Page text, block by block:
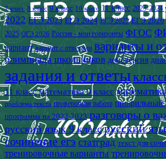
7 класс 8 класс 9 класс 10 класс 11 класс 2023-2024
2022 ЕГЭ 2023 ЕГЭ 2024 ЕГЭ 2025 ЕГЭ 2026
2025 ОГЭ 2026 Россия - мои горизонты ФГОС
вариант вариант с ответами варианты и
олимпиада школьников демоверсия
задания и ответы
11 класс математика 9 класс
проблема текста проверочная работа профильный
программа на 2022-2023 разговоры о
русский язык 9 класс русский
сочинение егэ статград текст для
тренировочные варианты